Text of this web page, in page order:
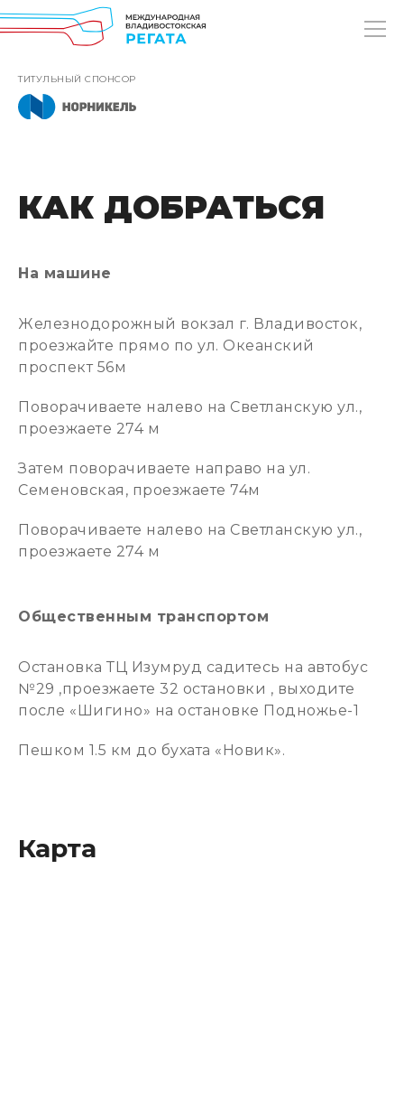
ТИТУЛЬНЫЙ СПОНСОР
КАК ДОБРАТЬСЯ
На машине
Железнодорожный вокзал г. Владивосток,
проезжайте прямо по ул. Океанский
проспект 56м
Поворачиваете налево на Светланскую ул.,
проезжаете 274 м
Затем поворачиваете направо на ул.
Семеновская, проезжаете 74м
Поворачиваете налево на Светланскую ул.,
проезжаете 274 м
Общественным транспортом
Остановка ТЦ Изумруд садитесь на автобус
№29 ,проезжаете 32 остановки , выходите
после «Шигино» на остановке Подножье-1
Пешком 1.5 км до бухата «Новик».
Карта